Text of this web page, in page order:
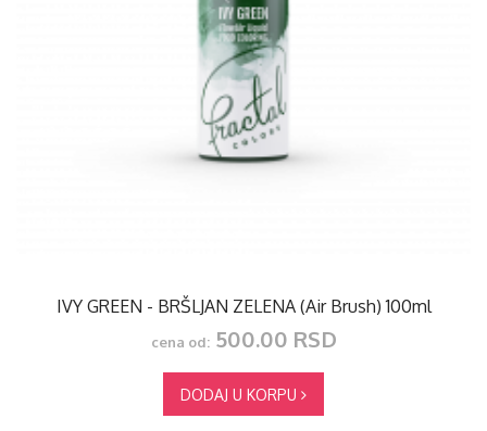
IVY GREEN - BRŠLJAN ZELENA (Air Brush) 100ml
cena od:500.00 RSD
DODAJ U KORPU